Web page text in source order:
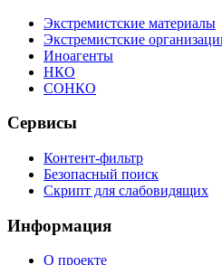
Экстремистские материалы
Экстремистские
Иноагенты
НКО
СОНКО
Сервисы
Контент-фильтр
Безопасный поиск
Скрипт для слабовидящих
Информация
О проекте